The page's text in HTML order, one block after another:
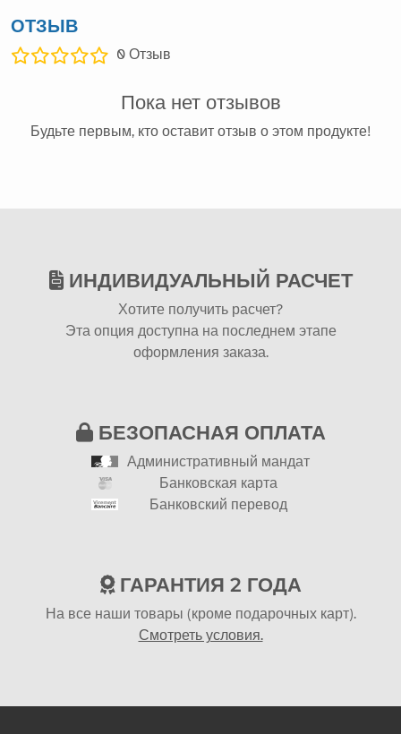
ОТЗЫВ
0 Отзыв
Пока нет отзывов
Будьте первым, кто оставит отзыв о этом продукте!
ИНДИВИДУАЛЬНЫЙ РАСЧЕТ
Хотите получить расчет?
Эта опция доступна на последнем этапе
оформления заказа.
БЕЗОПАСНАЯ ОПЛАТА
Административный мандат
Банковская карта
Банковский перевод
ГАРАНТИЯ 2 ГОДА
На все наши товары (кроме подарочных карт).
Смотреть условия.